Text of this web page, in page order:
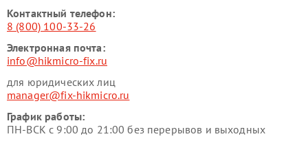
Контактный телефон:
8 (800) 100-33-26
Электронная почта:
info@hikmicro-fix.ru
для юридических лиц
manager@fix-hikmicro.ru
График работы:
ПН-ВСК с 9:00 до 21:00 без перерывов и выходных